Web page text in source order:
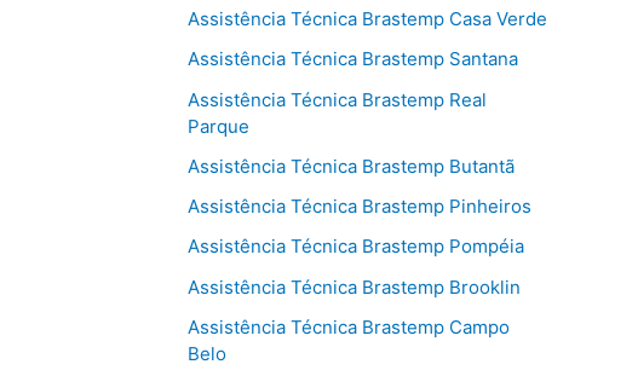
Assistência Técnica Brastemp Casa Verde
Assistência Técnica Brastemp Santana
Assistência Técnica Brastemp Real
Parque
Assistência Técnica Brastemp Butantã
Assistência Técnica Brastemp Pinheiros
Assistência Técnica Brastemp Pompéia
Assistência Técnica Brastemp Brooklin
Assistência Técnica Brastemp Campo
Belo